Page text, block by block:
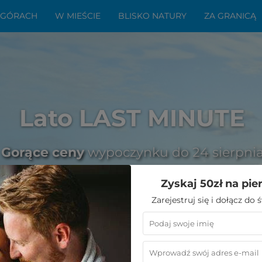
W MIEŚCIE BLISKO NATURY ZA GRANICĄ
Lato LAST MINUTE
Gorące cenywypoczynku do 24
dla miłośników aktywnego wypoczynku
Zyskaj 50zł na
Zarejestruj się i dołącz do